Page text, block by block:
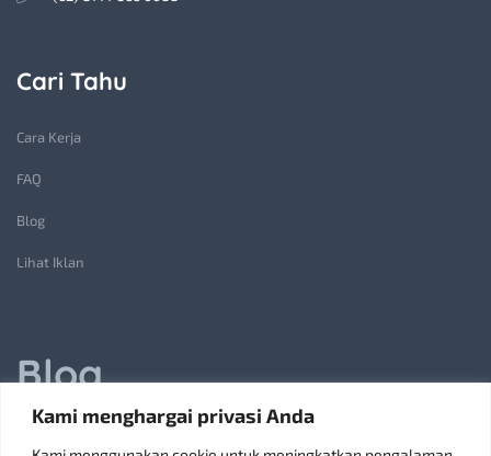
Kami menghargai privasi Anda
Cari Tahu
Cara Kerja
FAQ
Blog
Lihat Iklan
Blog
Jasa Pembuatan Lift Barang: Solusi Transportasi Vertikal